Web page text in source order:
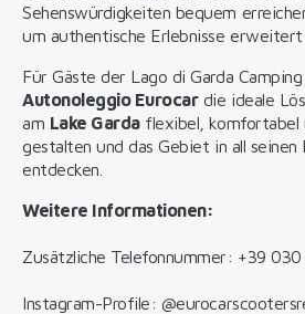
Sehenswürdigkeiten bequem
um authentische Erlebnisse erweitert
Für Gäste der Lago di Garda
Autonoleggio Eurocardie ideale
am Lake Gardaflexibel, komfortabel
gestalten und das Gebiet in all seinen
entdecken.
Weitere Informationen:
Zusätzliche Telefonnummer: +39 030
Instagram-Profile: